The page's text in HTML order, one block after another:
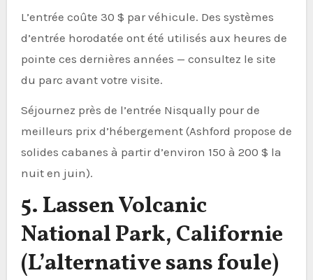
L’entrée coûte 30 $ par véhicule. Des systèmes
d’entrée horodatée ont été utilisés aux heures de
pointe ces dernières années — consultez le site
du parc avant votre visite.
Séjournez près de l’entrée Nisqually pour de
meilleurs prix d’hébergement (Ashford propose de
solides cabanes à partir d’environ 150 à 200 $ la
nuit en juin).
5. Lassen Volcanic
National Park, Californie
(L’alternative sans foule)